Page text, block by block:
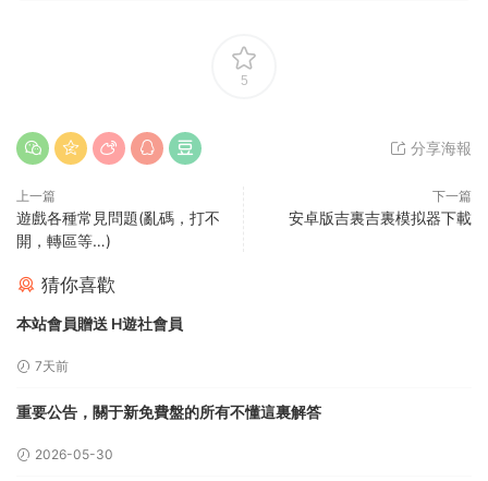
5
分享海報
上一篇
遊戲各種常見問題(亂碼，打不
開，轉區等…)
下一篇
安卓版吉裏吉裏模拟器下載
猜你喜歡
本站會員贈送 H遊社會員
7天前
重要公告，關于新免費盤的所有不懂這裏解答
2026-05-30